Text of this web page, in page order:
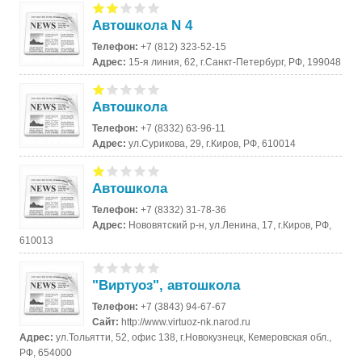
Автошкола N 4
Телефон:+7 (812) 323-52-15
Адрес: 15-я линия, 62, г.Санкт-Петербург, РФ, 199048
Автошкола
Телефон:+7 (8332) 63-96-11
Адрес:ул.Сурикова, 29, г.Киров, РФ, 610014
Автошкола
Телефон:+7 (8332) 31-78-36
Адрес: Нововятский р-н, ул.Ленина, 17, г.Киров, РФ,
610013
"Виртуоз", автошкола
Телефон:+7 (3843) 94-67-67
Сайт:http://www.virtuoz-nk.narod.ru
Адрес:ул.Тольятти, 52, офис 138, г.Новокузнецк, Кемеровская обл.,
РФ, 654000